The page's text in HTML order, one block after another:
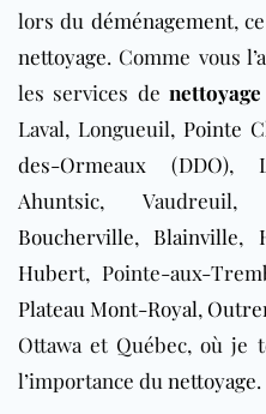
lors du déménagement,
nettoyage. Comme vous
les services de
Laval, Longueuil, Pointe
des-Ormeaux (DDO),
Ahuntsic,
Boucherville,Blainville,
Hubert, Pointe-aux-
Plateau Mont-Royal,
Ottawa et Québec, où je
l’importance dunettoyage.